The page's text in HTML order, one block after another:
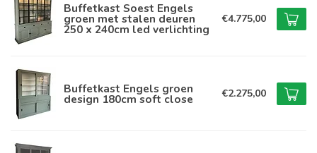
Buffetkast Soest Engels
groen met stalen deuren
250 x 240cm led verlichting
€4.775,00
Buffetkast Engels groen
design 180cm soft close €2.275,00